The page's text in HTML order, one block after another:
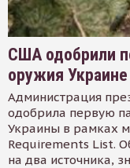
США одобрили
оружия
Администрация
одобрила первую
Украины в рамках
Requirements List.
на два источника,